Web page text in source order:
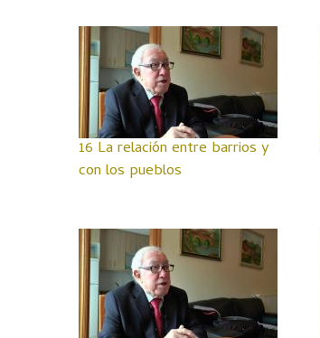
16 La relación entre barrios y
con los pueblos